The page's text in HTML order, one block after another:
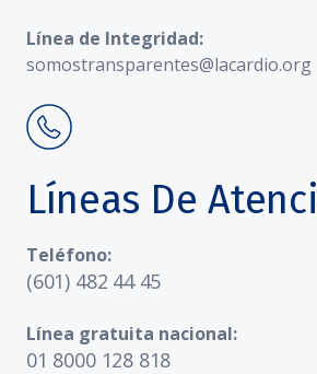
Línea de Integridad:
somostransparentes@lacardio.org
Líneas De
Teléfono:
(601) 482 44 45
Línea gratuita nacional:
01 8000 128 818